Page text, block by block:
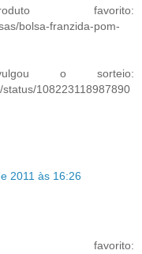
favorito:
bolsa-franzida-pom-
o sorteio:
108223118987890
2011 às 16:26